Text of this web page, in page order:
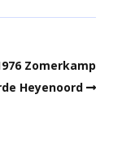
Zomerkamp
Heyenoord